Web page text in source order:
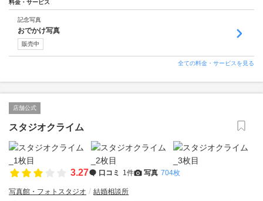
料金・サービス
記念写真
おでかけ写真
販売中
全ての料金・サービスを見る
店舗公式
スタジオクライム
3.27 口コミ 1件 写真 704枚
写真館・フォトスタジオ 結婚相談所